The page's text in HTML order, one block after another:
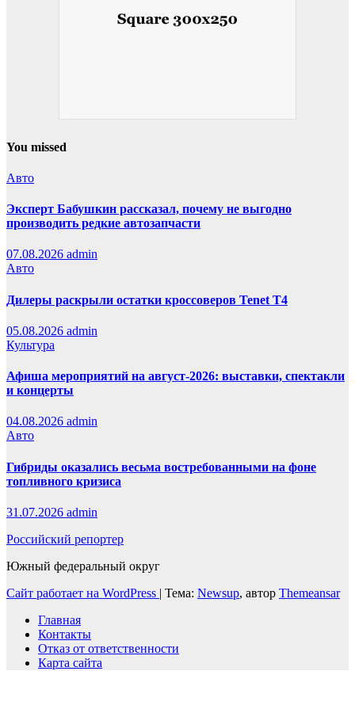
You missed
Авто
Эксперт Бабушкин рассказал, почему не выгодно
производить редкие автозапчасти
07.08.2026 admin
Авто
Дилеры раскрыли остатки кроссоверов Tenet T4
05.08.2026 admin
Культура
Афиша мероприятий на август-2026: выставки, спектакли
и концерты
04.08.2026 admin
Авто
Гибриды оказались весьма востребованными на фоне
топливного кризиса
31.07.2026 admin
Российский репортер
Южный федеральный округ
Сайт работает на WordPress | Тема: Newsup, автор Themeansar
Главная
Контакты
Отказ от ответственности
Карта сайта